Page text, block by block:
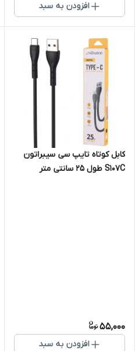
افزودن به سبد
کابل کوتاه تایپ سی سیبراتون
S107C طول 25 سانتی متر
55,000
افزودن به سبد